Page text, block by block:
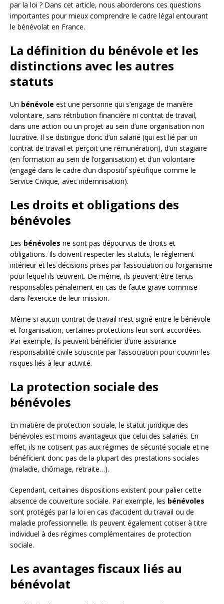
par la loi ? Dans cet article, nous aborderons ces questions
importantes pour mieux comprendre le cadre légal entourant
le bénévolat en France.
La définition du bénévole et les
distinctions avec les autres
statuts
Un bénévole est une personne qui s’engage de manière
volontaire, sans rétribution financière ni contrat de travail,
dans une action ou un projet au sein d’une organisation non
lucrative. Il se distingue donc d’un salarié (qui est lié par un
contrat de travail et perçoit une rémunération), d’un stagiaire
(en formation au sein de l’organisation) et d’un volontaire
(engagé dans le cadre d’un dispositif spécifique comme le
Service Civique, avec indemnisation).
Les droits et obligations des
bénévoles
Les bénévoles ne sont pas dépourvus de droits et
obligations. Ils doivent respecter les statuts, le règlement
intérieur et les décisions prises par l’association ou l’organisme
pour lequel ils œuvrent. De même, ils peuvent être tenus
responsables pénalement en cas de faute grave commise
dans l’exercice de leur mission.
Même si aucun contrat de travail n’est signé entre le bénévole
et l’organisation, certaines protections leur sont accordées.
Par exemple, ils peuvent bénéficier d’une assurance
responsabilité civile souscrite par l’association pour couvrir les
risques liés à leur activité.
La protection sociale des
bénévoles
En matière de protection sociale, le statut juridique des
bénévoles est moins avantageux que celui des salariés. En
effet, ils ne cotisent pas aux régimes de sécurité sociale et ne
bénéficient donc pas de la plupart des prestations sociales
(maladie, chômage, retraite…).
Cependant, certaines dispositions existent pour palier cette
absence de couverture sociale. Par exemple, les bénévoles
sont protégés par la loi en cas d’accident du travail ou de
maladie professionnelle. Ils peuvent également cotiser à titre
individuel à des régimes complémentaires de protection
sociale.
Les avantages fiscaux liés au
bénévolat